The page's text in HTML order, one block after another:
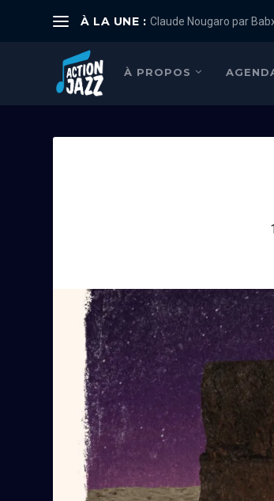
À LA UNE : Claude Nougaro par
À PROPOS